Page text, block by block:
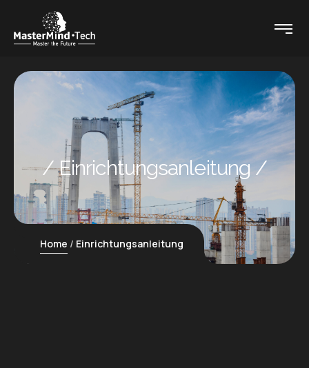
Einrichtungsanleitung
Home Einrichtungsanleitung